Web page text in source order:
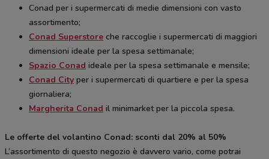
Conad per i supermercati di medie dimensioni con vasto
assortimento;
Conad Superstore che raccoglie i supermercati di maggiori
dimensioni ideale per la spesa settimanale;
Spazio Conad ideale per la spesa settimanale e mensile;
Conad City per i supermercati di quartiere e per la spesa
giornaliera;
Margherita Conad il minimarket per la piccola spesa.
Le offerte del volantino Conad: sconti dal 20% al 50%
L’assortimento di questo negozio è davvero vario, come potrai